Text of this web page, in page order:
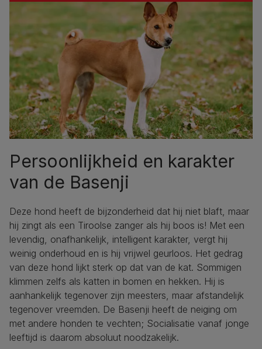
Persoonlijkheid en karakter
van de Basenji
Deze hond heeft de bijzonderheid dat hij niet blaft, maar
hij zingt als een Tiroolse zanger als hij boos is! Met een
levendig, onafhankelijk, intelligent karakter, vergt hij
weinig onderhoud en is hij vrijwel geurloos. Het gedrag
van deze hond lijkt sterk op dat van de kat. Sommigen
klimmen zelfs als katten in bomen en hekken. Hij is
aanhankelijk tegenover zijn meesters, maar afstandelijk
tegenover vreemden. De Basenji heeft de neiging om
met andere honden te vechten; Socialisatie vanaf jonge
leeftijd is daarom absoluut noodzakelijk.